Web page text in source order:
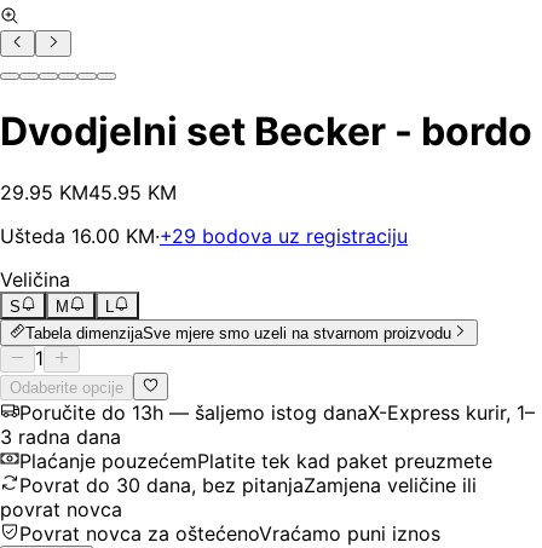
Dvodjelni set Becker - bordo
29.95 KM45.95 KM
Ušteda 16.00 KM·+29 bodova uz registraciju
Veličina
S M
L
Tabela dimenzijaSve mjere smo uzeli na stvarnom proizvodu
1
Odaberite opcije
Poručite do 13h — šaljemo istog danaX-Express kurir, 1–
3 radna dana
Plaćanje pouzećemPlatite tek kad paket preuzmete
Povrat do 30 dana, bez pitanjaZamjena veličine ili
povrat novca
Povrat novca za oštećenoVraćamo puni iznos